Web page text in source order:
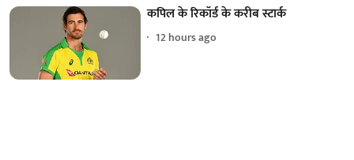
कपिल के रिकॉर्ड के करीब स्टार्क
12 hours ago